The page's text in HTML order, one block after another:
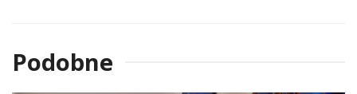
Podobne